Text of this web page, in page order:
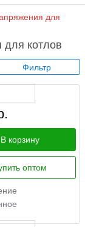
для
для котлов
Фильтр
В корзину
оптом